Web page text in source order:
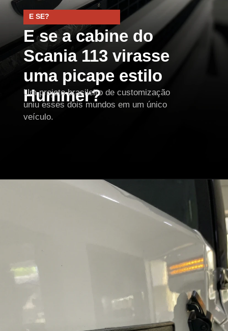
E SE?
E se a cabine do
Scania 113 virasse
uma picape estilo
Hummer?
Um projeto brasileiro de customização
uniu esses dois mundos em um único
veículo.